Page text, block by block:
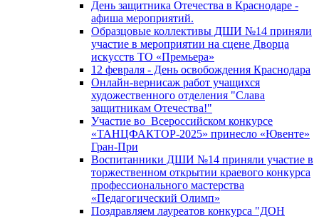
День защитника Отечества в Краснодаре -
афиша мероприятий.
Образцовые коллективы ДШИ №14 приняли
участие в мероприятии на сцене Дворца
искусств ТО «Премьера»
12 февраля - День освобождения Краснодара
Онлайн-вернисаж работ учащихся
художественного отделения "Слава
защитникам Отечества!"
Участие во Всероссийском конкурсе
«ТАНЦФАКТОР-2025» принесло «Ювенте»
Гран-При
Воспитанники ДШИ №14 приняли участие в
торжественном открытии краевого конкурса
профессионального мастерства
«Педагогический Олимп»
Поздравляем лауреатов конкурса "ДОН